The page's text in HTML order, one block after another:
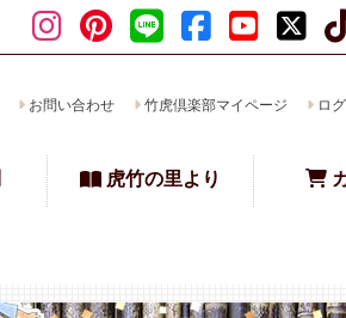
お問い合わせ 竹虎倶楽部マイページ ロ
虎竹の里より